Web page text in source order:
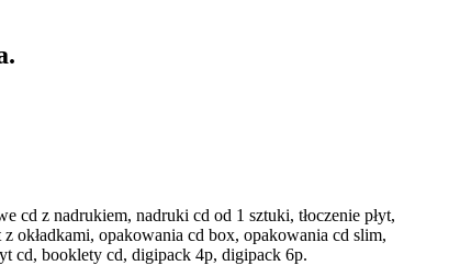
cd z nadrukiem, nadruki cd od 1 sztuki, tłoczenie płyt,
okładkami, opakowania cd box, opakowania cd slim,
cd, booklety cd, digipack 4p, digipack 6p.